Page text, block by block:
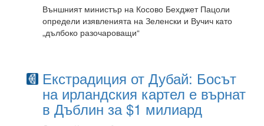
Външният министър на Косово Бехджет Пацоли
определи изявленията на Зеленски и Вучич като
„дълбоко разочароващи“
Екстрадиция от Дубай: Босът
на ирландския картел е върнат
в Дъблин за $1 милиард